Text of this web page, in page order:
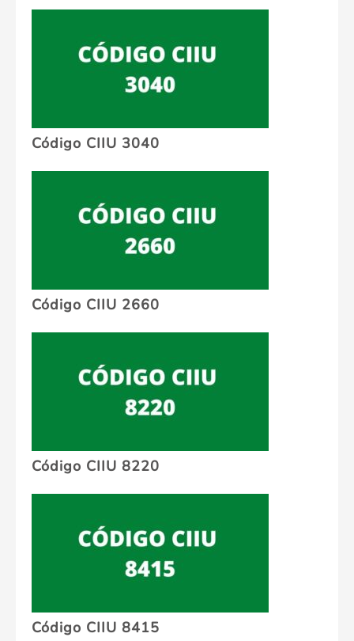
Código CIIU 3040
Código CIIU 2660
Código CIIU 8220
Código CIIU 8415